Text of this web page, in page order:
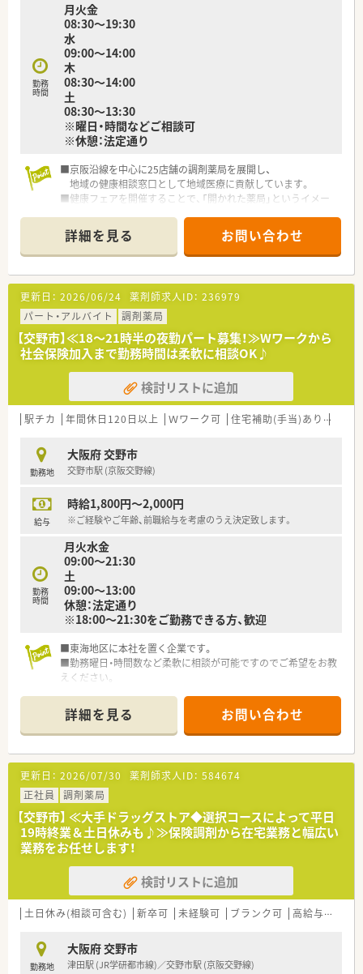
勤務
時間
月火金
08:30～19:30
水
09:00～14:00
木
08:30～14:00
土
08:30～13:30
※曜日・時間などご相談可
※休憩：法定通り
■京阪沿線を中心に25店舗の調剤薬局を展開し、
地域の健康相談窓口として地域医療に貢献しています。
■健康フェアを開催することで、「開かれた薬局」というイメー
地域住民の方に持って頂き、より身近な薬局を目指していま
す。
■社内の取り組みとして、スキルアップ講座、勉強会があるだけ
ではなく、
委員会も設置されており、薬剤師としての活躍だけでなく、
会社の一員としての使命・責任を果たす機会もあります。
■夏季休暇や年末年始休暇、リフレッシュ休暇の取得率は
100％！
仕事もプライベートも充実させることができますね♪
詳細を見る お問い合わせ
更新日： 2026/06/24 薬剤師求人ID： 236979
パート・アルバイト
調剤薬局
【交野市】≪18～21時半の夜勤パート募集！≫Wワークから
社会保険加入まで勤務時間は柔軟に相談OK♪
検討リストに追加
駅チカ 年間休日120日以上 Ｗワーク可 住宅補助(手当)あり
勤務地
大阪府 交野市
交野市駅 (京阪交野線)
給与
時給1,800円～2,000円
※ご経験やご年齢、前職給与を考慮のうえ決定致します。
勤務
時間
月火水金
09:00～21:30
土
09:00～13:00
休憩：法定通り
※18:00～21:30をご勤務できる方、歓迎
■東海地区に本社を置く企業です。
■勤務曜日・時間数など柔軟に相談が可能ですのでご希望をお教
えください。
■20～30代の薬剤師が活躍されており、明るく元気な職場です！
■薬剤師8名、事務6名と複数名体制を取られており、一人体制に
なることはございませんのでご安心ください。
■自動音声認識AmiVoiceを導入されています。
詳細を見る お問い合わせ
更新日： 2026/07/30 薬剤師求人ID： 584674
正社員
調剤薬局
【交野市】 ≪大手ドラッグストア◆選択コースによって平日
19時終業＆土日休みも♪≫保険調剤から在宅業務と幅広い
業務をお任せします！
検討リストに追加
土日休み(相談可含む) 新卒可 未経験可 ブランク可 高給与(600万円以上)
勤務地
大阪府 交野市
津田駅 (JR学研都市線)／交野市駅 (京阪交野線)